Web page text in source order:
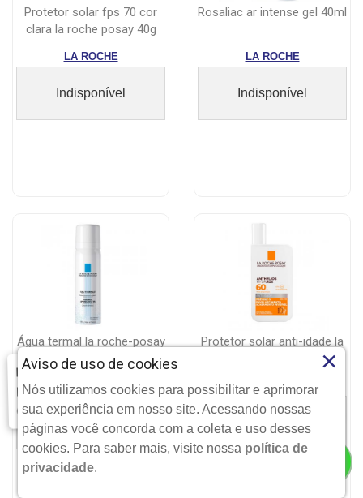
Farmácia Modelo | Goiânia | Entrega Imediata e Clique-
Retire
Clique aqui...
protetor solar fps 70 cor
clara la roche posay 40g
LA ROCHE
Indisponível
rosaliac ar intense gel 40ml
LA ROCHE
Indisponível
água termal la roche-posay
50ml
LA ROCHE
Indisponível
protetor solar anti-idade la
roche-posay anthelios
LA ROCHE
Indisponível
Aviso de uso de cookies
Nós utilizamos cookies para possibilitar e aprimorar
sua experiência em nosso site. Acessando nossas
páginas você concorda com a coleta e uso desses
cookies. Para saber mais, visite nossa política de
privacidade.
×